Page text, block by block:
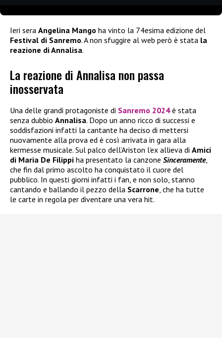
Ieri sera Angelina Mango ha vinto la 74esima edizione del
Festival di Sanremo. A non sfuggire al web però è stata la
reazione di Annalisa.
La reazione di Annalisa non passa
inosservata
Una delle grandi protagoniste di Sanremo 2024è stata
senza dubbio Annalisa. Dopo un anno ricco di successi e
soddisfazioni infatti la cantante ha deciso di mettersi
nuovamente alla prova ed è così arrivata in gara alla
kermesse musicale. Sul palco dell’Ariston l’ex allieva di Amici
di Maria De Filippi ha presentato la canzone Sinceramente,
che fin dal primo ascolto ha conquistato il cuore del
pubblico. In questi giorni infatti i fan, e non solo, stanno
cantando e ballando il pezzo della Scarrone, che ha tutte
le carte in regola per diventare una vera hit.